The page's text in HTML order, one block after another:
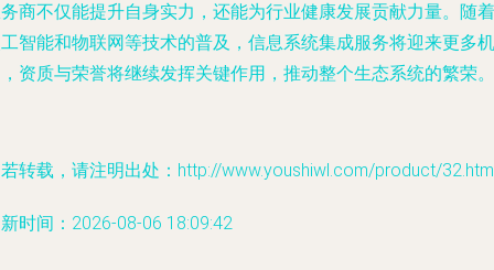
商不仅能提升自身实力，还能为行业健康发展贡献力量。随着
智能和物联网等技术的普及，信息系统集成服务将迎来更多机
资质与荣誉将继续发挥关键作用，推动整个生态系统的繁荣。
转载，请注明出处：http://www.youshiwl.com/product/
时间：2026-08-06 18:09:42